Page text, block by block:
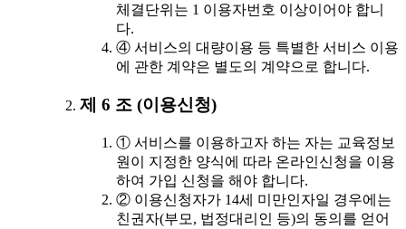
체결단위는 1 이용자번호 이상이어야 합니
다.
④ 서비스의 대량이용 등 특별한 서비스 이용
에 관한 계약은 별도의 계약으로 합니다.
제 6 조 (이용신청)
① 서비스를 이용하고자 하는 자는 교육정보
원이 지정한 양식에 따라 온라인신청을 이용
하여 가입 신청을 해야 합니다.
② 이용신청자가 14세 미만인자일 경우에는
친권자(부모, 법정대리인 등)의 동의를 얻어